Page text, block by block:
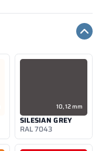
10, 12 mm
SILESIAN GREY
RAL 7043